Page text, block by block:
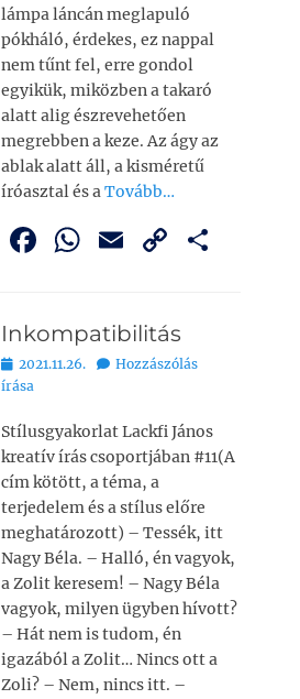
lámpa láncán meglapuló
pókháló, érdekes, ez nappal
nem tűnt fel, erre gondol
egyikük, miközben a takaró
alatt alig észrevehetően
megrebben a keze. Az ágy az
ablak alatt áll, a kisméretű
íróasztal és aTovább…
F
e
b
o
o
k
W
s
A
p
p
E
l
C
y
Li
n
k g
Inkompatibilitás
Bejegyezve
2021.11.26.
Hozzászólás
írása
Stílusgyakorlat Lackfi János
kreatív írás csoportjában #11(A
cím kötött, a téma, a
terjedelem és a stílus előre
meghatározott) – Tessék, itt
Nagy Béla. – Halló, én vagyok,
a Zolit keresem! – Nagy Béla
vagyok, milyen ügyben hívott?
– Hát nem is tudom, én
igazából a Zolit… Nincs ott a
Zoli? – Nem, nincs itt. –